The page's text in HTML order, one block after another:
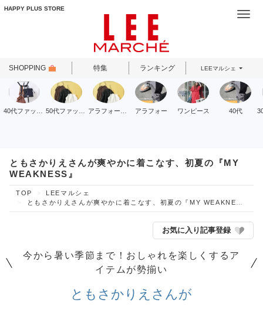
HAPPY PLUS STORE
SHOPPING 特集 ランキング LEEマルシェ
アラフォー ワンピース 40代
ともさかりえさんが爽やかに着こなす、初夏の『MY
WEAKNESS』
TOP
LEEマルシェ
ともさかりえさんが爽やかに着こなす、初夏の『MY WEAKNESS』
お気に入り記事登録
今から暑い季節まで！おしゃれを楽しくするア
イテムが勢揃い
ともさかりえさんが